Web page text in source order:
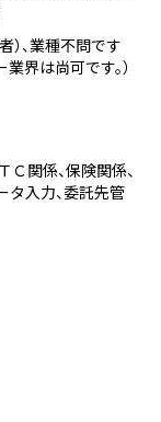
）、業種不問です
界は尚可です。）
Ｃ関係、保険関係、
タ入力、委託先管